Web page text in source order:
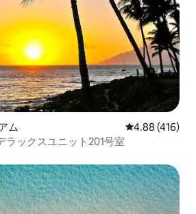
ム レビュー416
4.88 (416)
ラックスユニット201号室